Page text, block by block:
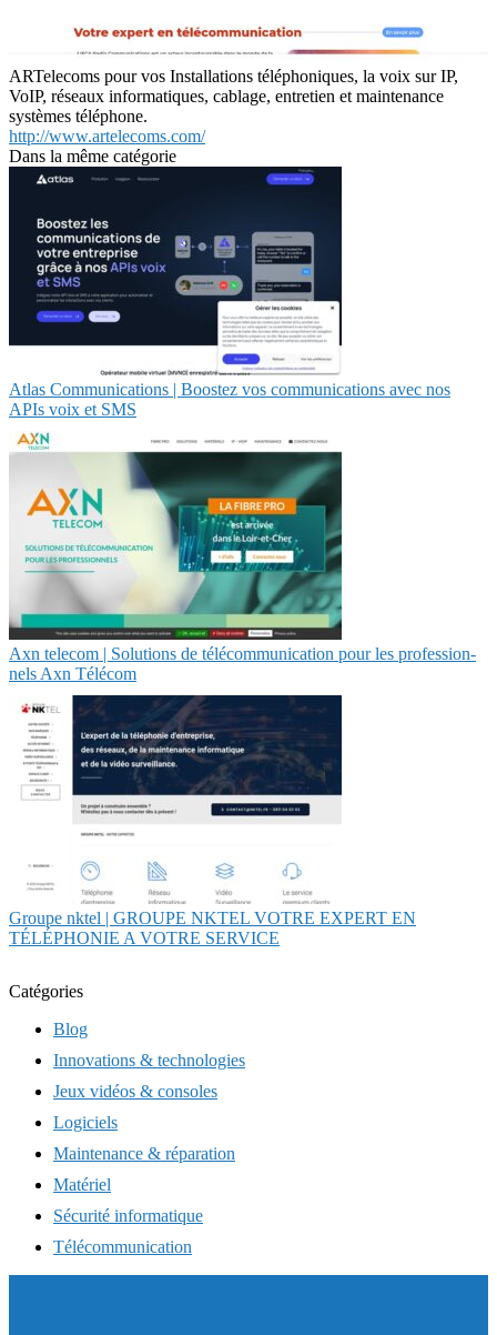
ARTelecoms pour vos Installations téléphoniques, la voix sur IP,
VoIP, réseaux informatiques, cablage, entretien et maintenance
systèmes téléphone.
http://www.artelecoms.com/
Dans la même catégorie
Atlas Communications | Boostez vos communications avec nos
APIs voix et SMS
Axn telecom | Solutions de télécom­munica­tion pour les profes­sion­
nels Axn Télécom
Groupe nktel | GROUPE NKTEL VOTRE EXPERT EN
TÉLÉPHONIE A VOTRE SERVICE
Catégories
Blog
Innovations & technologies
Jeux vidéos & consoles
Logiciels
Maintenance & réparation
Matériel
Sécurité informatique
Télécommunication